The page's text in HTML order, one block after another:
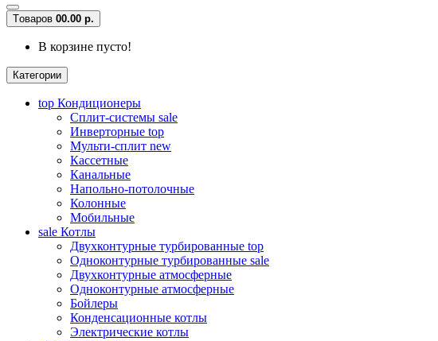
Tоваров 00.00 р.
В корзине пусто!
Категории
top Кондиционеры
Сплит-системы sale
Инверторные top
Мульти-сплит new
Кассетные
Канальные
Напольно-потолочные
Колонные
Мобильные
sale Котлы
Двухконтурные турбированные top
Одноконтурные турбированные sale
Двухконтурные атмосферные
Одноконтурные атмосферные
Бойлеры
Конденсационные котлы
Электрические котлы